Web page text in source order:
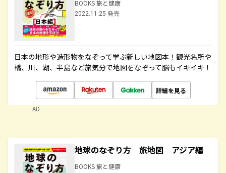
BOOKS 旅と健康
2022.11.25 発売
日本の地形や造形物をなぞって学ぶ新しい地図本！観光名所や
橋、川、湖、半島など旅気分で地図をなぞって脳もイキイキ！
詳細を見る
AD
地球のなぞり方 旅地図 アジア編
BOOKS 旅と健康